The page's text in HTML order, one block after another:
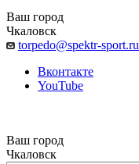
Ваш город
Чкаловск
torpedo@spektr-sport.ru
Вконтакте
YouTube
Ваш город
Чкаловск